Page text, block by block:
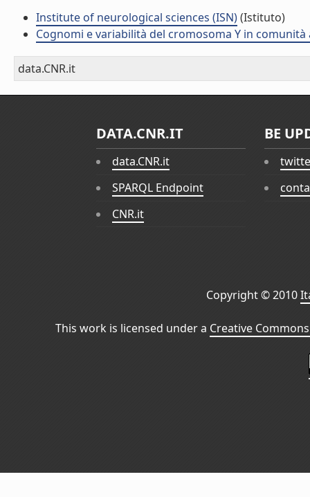
Institute of neurological sciences (ISN)(Istituto)
Cognomi e variabilità del cromosoma Y in comunità
data.CNR.it
DATA.CNR.IT
data.CNR.it
SPARQL Endpoint
CNR.it
BE
Copyright © 2010
This work is licensed under a Creative